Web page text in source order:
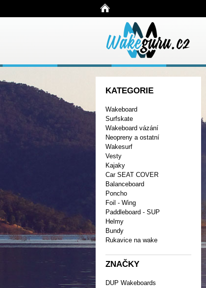
KATEGORIE
Wakeboard
Surfskate
Wakeboard vázání
Neopreny a ostatní
Wakesurf
Vesty
Kajaky
Car SEAT COVER
Balanceboard
Poncho
Foil - Wing
Paddleboard - SUP
Helmy
Bundy
Rukavice na wake
ZNAČKY
DUP Wakeboards